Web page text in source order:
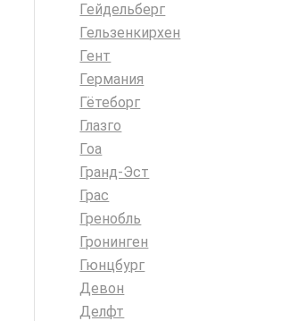
Гейдельберг
Гельзенкирхен
Гент
Германия
Гётеборг
Глазго
Гоа
Гранд-Эст
Грас
Гренобль
Гронинген
Гюнцбург
Девон
Делфт